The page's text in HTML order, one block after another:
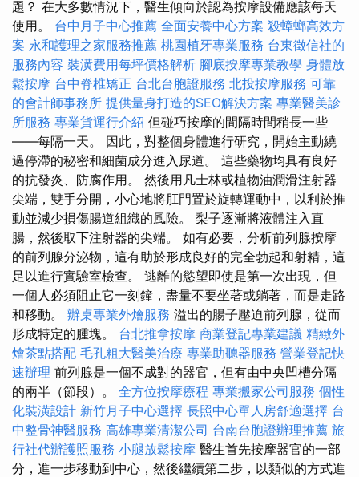
題？ 在大多數情況下，醫生傾向於認為按摩設備應該每天
使用。 台中月子中心推薦 全面安養中心方案 殺蟑螂高效方
案 永和護理之家服務推薦 桃園植牙專業服務 台東徵信社的
服務內容 裝潢費用每坪價格解析 腳底按摩專業教學 身體放
鬆按摩 台中脊椎矯正 台北台胞證服務 北投按摩服務 可靠
的會計師事務所 提供量身打造的SEO解決方案 專業醫美診
所服務 專業貨運行介紹 但碰巧按摩的間隔時間稍長一些
——每隔一天。 因此，對整個身體進行研究，開始主動繞
過停滯的秘密和細菌成分進入尿道。 這些藥物均具有良好
的抗發炎、防腐作用。 然後用凡士林或植物油潤滑注射器
尖端，雙手分開，小心地將肛門置於旋轉運動中，以利於推
動並減少損傷腸道組織的風險。 梨子逐漸將液體注入直
腸，然後取下注射器的尖端。 如有必要，分析前列腺按摩
的前列腺分泌物，這有助於形成良好的完全勃起和射精，這
足以進行實驗室檢查。 逃離的慾望即使是第一次出現，但
一個人必須阻止它一刻鐘，盡量不要坐著或躺著，而是走路
和移動。 辦桌專業外燴服務 溢出的腸子壓迫前列腺，從而
形成特定的腫塊。 台北推拿按摩 商業登記專業建議 精緻外
燴茶點搭配 毛孔粗大醫美治療 專業助聽器服務 營業登記快
速辦理 前列腺是一個不成對的器官，但有由中央凹槽分隔
的兩半（節段）。 全方位按摩療程 專業搬家公司服務 個性
化裝潢設計 新竹月子中心選擇 長照中心單人房舒適選擇 台
中整骨神醫服務 高雄專業清潔公司 台南台胞證辦理推薦 旅
行社代辦護照服務 小腿放鬆按摩 醫生首先按摩器官的一部
分，進一步移動到中心，然後繼續第二步，以類似的方式進